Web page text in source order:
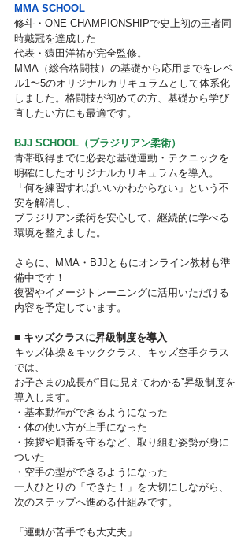
MMA SCHOOL
修斗・ONE CHAMPIONSHIPで史上初の王者同
時戴冠を達成した
代表・猿田洋祐が完全監修。
MMA（総合格闘技）の基礎から応用までをレベ
ル1〜5のオリジナルカリキュラムとして体系化
しました。格闘技が初めての方、基礎から学び
直したい方にも最適です。
BJJ SCHOOL（ブラジリアン柔術）
青帯取得までに必要な基礎運動・テクニックを
明確にしたオリジナルカリキュラムを導入。
「何を練習すればいいかわからない」という不
安を解消し、
ブラジリアン柔術を安心して、継続的に学べる
環境を整えました。
さらに、MMA・BJJともにオンライン教材も準
備中です！
復習やイメージトレーニングに活用いただける
内容を予定しています。
■ キッズクラスに昇級制度を導入
キッズ体操＆キッククラス、キッズ空手クラス
では、
お子さまの成長が“目に見えてわかる”昇級制度を
導入します。
・基本動作ができるようになった
・体の使い方が上手になった
・挨拶や順番を守るなど、取り組む姿勢が身に
ついた
・空手の型ができるようになった
一人ひとりの「できた！」を大切にしながら、
次のステップへ進める仕組みです。
「運動が苦手でも大丈夫」